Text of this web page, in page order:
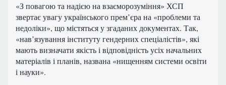
«З повагою та надією на взаєморозуміння» ХСП
звертає увагу українського прем’єра на «проблеми та
недоліки», що містяться у згаданих документах. Так,
«нав’язування інституту гендерних спеціалістів», які
мають визначати якість і відповідність усіх начальних
матеріалів і планів, названа «нищенням системи освіти
і науки».